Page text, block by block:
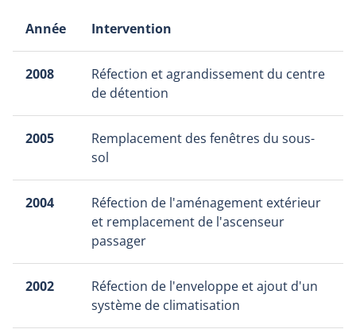
Année Intervention
2008
Réfection et agrandissement du centre
de détention
2005
Remplacement des fenêtres du sous-
sol
2004
Réfection de l'aménagement extérieur
et remplacement de l'ascenseur
passager
2002
Réfection de l'enveloppe et ajout d'un
système de climatisation